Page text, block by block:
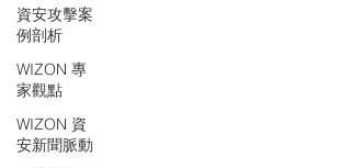
資安攻擊案
例剖析
WIZON 專
家觀點
WIZON 資
安新聞脈動